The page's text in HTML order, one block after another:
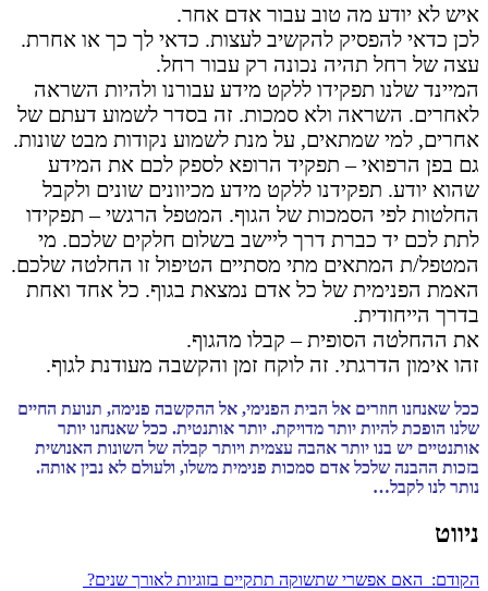
איש לא יודע מה טוב עבור אדם אחר.
לכן כדאי להפסיק להקשיב לעצות. כדאי לך כך או אחרת.
עצה של רחל תהיה נכונה רק עבור רחל.
המיינד שלנו תפקידו ללקט מידע עבורנו ולהיות השראה
לאחרים. השראה ולא סמכות. זה בסדר לשמוע דעתם של
אחרים, למי שמתאים, על מנת לשמוע נקודות מבט שונות.
גם בפן הרפואי – תפקיד הרופא לספק לכם את המידע
שהוא יודע. תפקידנו ללקט מידע מכיוונים שונים ולקבל
החלטות לפי הסמכות של הגוף. המטפל הרגשי – תפקידו
לתת לכם יד כברת דרך ליישב בשלום חלקים שלכם. מי
המטפל/ת המתאים מתי מסתיים הטיפול זו החלטה שלכם.
האמת הפנימית של כל אדם נמצאת בגוף. כל אחד ואחת
בדרך הייחודית.
את ההחלטה הסופית – קבלו מהגוף.
זהו אימון הדרגתי. זה לוקח זמן והקשבה מעודנת לגוף.
ככל שאנחנו חוזרים אל הבית הפנימי, אל ההקשבה פנימה, תנועת החיים
שלנו הופכת להיות יותר מדויקת. יותר אותנטית. ככל שאנחנו יותר
אותנטיים יש בנו יותר אהבה עצמית ויותר קבלה של השונות האנושית
בזכות ההבנה שלכל אדם סמכות פנימית משלו, ולעולם לא נבין אותה.
נותר לנו לקבל…
ניווט
הקודם: האם אפשרי שתשוקה תתקיים בזוגיות לאורך שנים?